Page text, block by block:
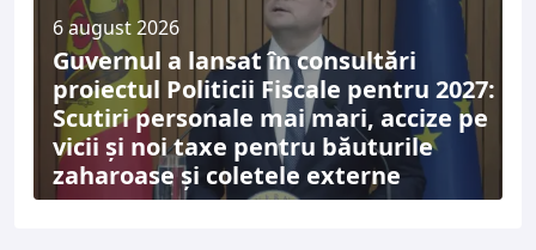
6 august 2026
Guvernul a lansat în consultări
proiectul Politicii Fiscale pentru 2027:
Scutiri personale mai mari, accize pe
vicii și noi taxe pentru băuturile
zaharoase și coletele externe